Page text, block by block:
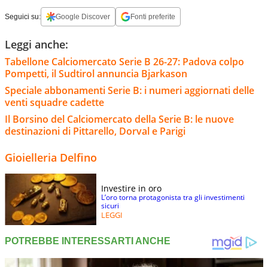
Seguici su: Google Discover Fonti preferite
Leggi anche:
Tabellone Calciomercato Serie B 26-27: Padova colpo
Pompetti, il Sudtirol annuncia Bjarkason
Speciale abbonamenti Serie B: i numeri aggiornati delle
venti squadre cadette
Il Borsino del Calciomercato della Serie B: le nuove
destinazioni di Pittarello, Dorval e Parigi
Gioielleria Delfino
Investire in oro
L’oro torna protagonista tra gli investimenti
sicuri
LEGGI